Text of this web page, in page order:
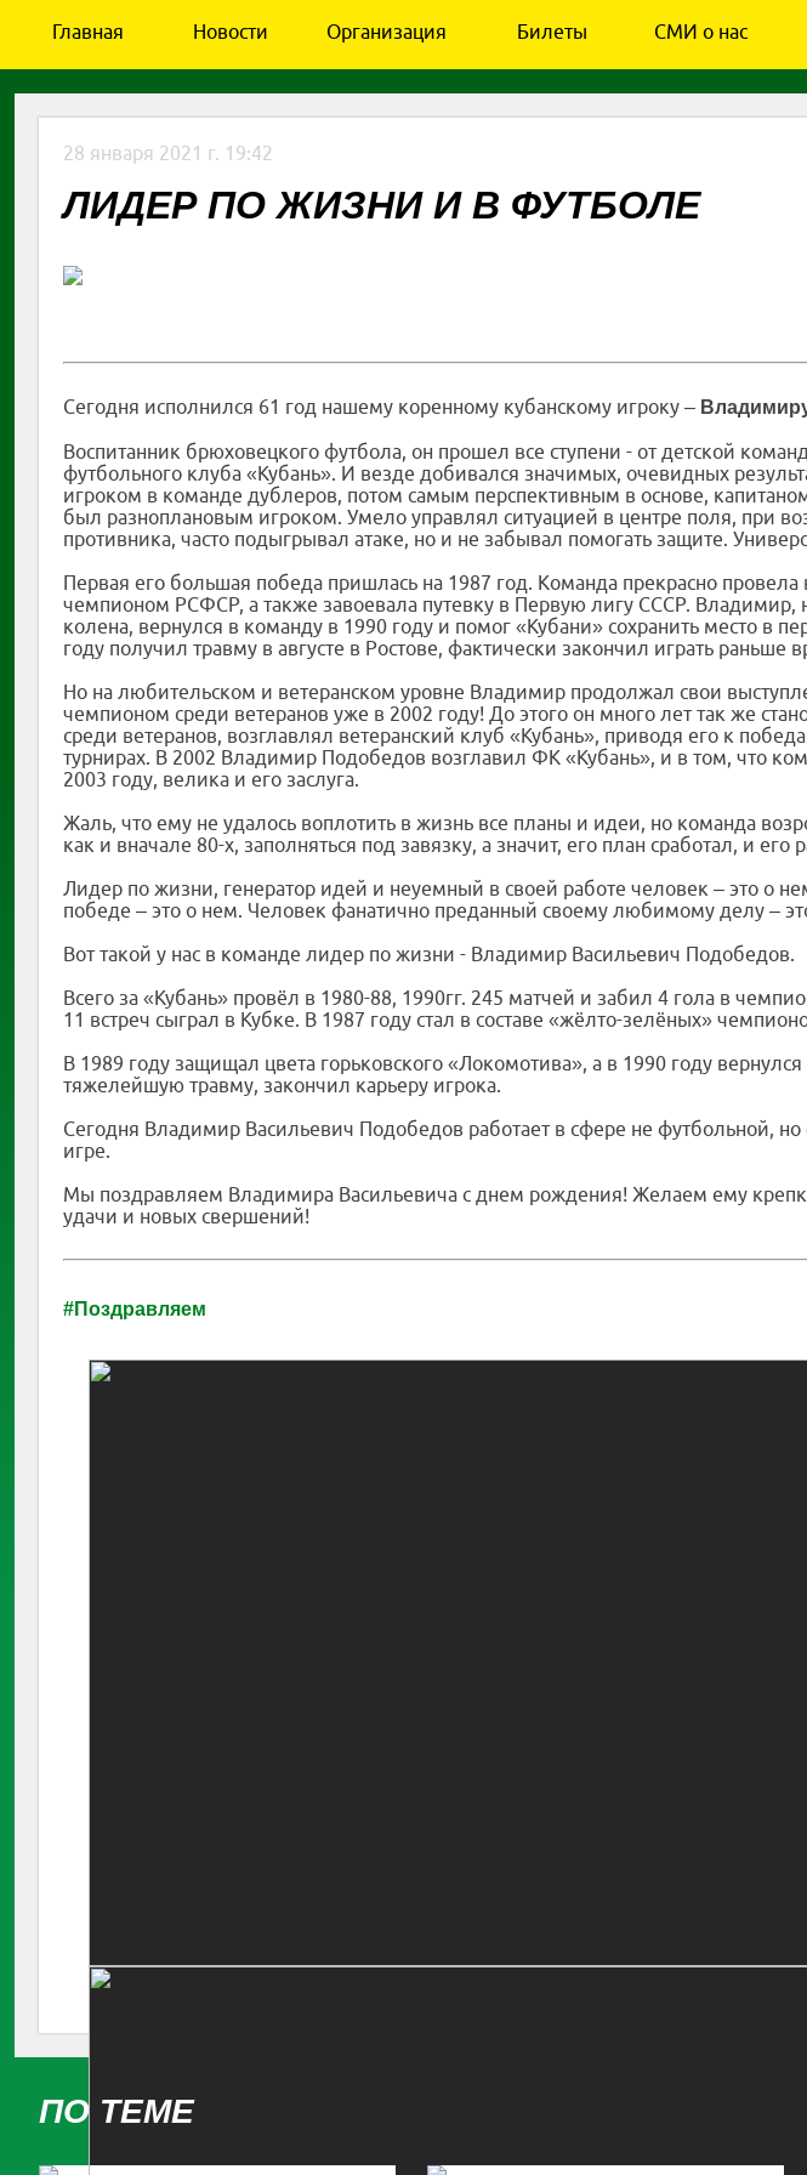
Главная Новости Организация Билеты СМИ о нас
28 января 2021 г. 19:42
ЛИДЕР ПО ЖИЗНИ И В ФУТБОЛЕ
Сегодня исполнился 61 год нашему коренному кубанскому игроку –
Воспитанник брюховецкого футбола, он прошел все ступени - от детской
футбольного клуба «Кубань». И везде добивался значимых, очевидных
игроком в команде дублеров, потом самым перспективным в основе,
был разноплановым игроком. Умело управлял ситуацией в центре поля, при
противника, часто подыгрывал атаке, но и не забывал помогать защите.
Первая его большая победа пришлась на 1987 год. Команда прекрасно провела
чемпионом РСФСР, а также завоевала путевку в Первую лигу СССР. Владимир,
колена, вернулся в команду в 1990 году и помог «Кубани» сохранить место в
году получил травму в августе в Ростове, фактически закончил играть раньше
Но на любительском и ветеранском уровне Владимир продолжал свои
чемпионом среди ветеранов уже в 2002 году! До этого он много лет так же
среди ветеранов, возглавлял ветеранский клуб «Кубань», приводя его к
турнирах. В 2002 Владимир Подобедов возглавил ФК «Кубань», и в том, что
2003 году, велика и его заслуга.
Жаль, что ему не удалось воплотить в жизнь все планы и идеи, но команда
как и вначале 80-х, заполняться под завязку, а значит, его план сработал, и его
Лидер по жизни, генератор идей и неуемный в своей работе человек – это о
победе – это о нем. Человек фанатично преданный своему любимому делу –
Вот такой у нас в команде лидер по жизни - Владимир Васильевич Подобедов.
Всего за «Кубань» провёл в 1980-88, 1990гг. 245 матчей и забил 4 гола в
11 встреч сыграл в Кубке. В 1987 году стал в составе «жёлто-зелёных»
В 1989 году защищал цвета горьковского «Локомотива», а в 1990 году
тяжелейшую травму, закончил карьеру игрока.
Сегодня Владимир Васильевич Подобедов работает в сфере не футбольной,
игре.
Мы поздравляем Владимира Васильевича с днем рождения! Желаем ему
удачи и новых свершений!
#Поздравляем
ПО ТЕМЕ